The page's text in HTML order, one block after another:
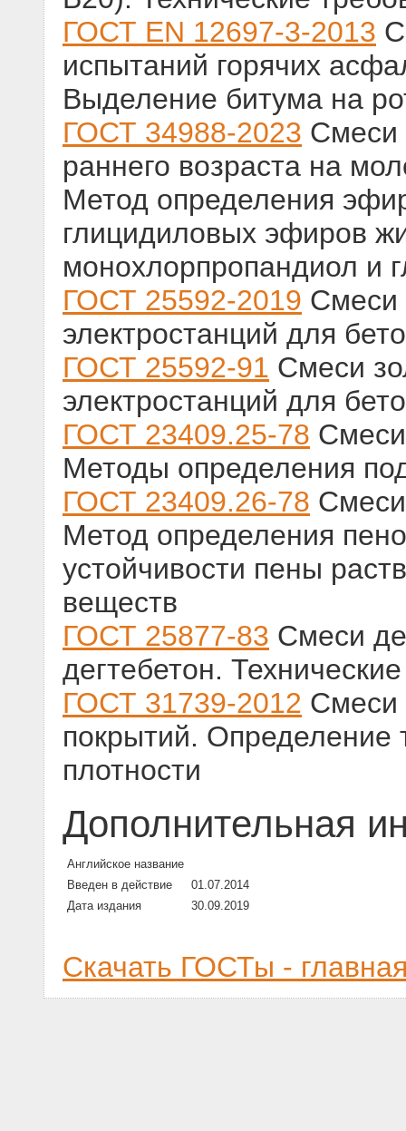
ГОСТ EN 12697-3-2013
испытаний горячих
Выделение битума на
ГОСТ 34988-2023 Смеси
раннего возраста на
Метод определения
глицидиловых эфиров
монохлорпропандиол и
ГОСТ 25592-2019 Смеси
электростанций для
ГОСТ 25592-91 Смеси
электростанций для
ГОСТ 23409.25-78
Методы определения
ГОСТ 23409.26-78
Метод определения
устойчивости пены
веществ
ГОСТ 25877-83 Смеси
дегтебетон.
ГОСТ 31739-2012 Смеси
покрытий. Определение
плотности
Дополнительная
Английское название
Введен в действие
01.07.2014
Дата издания
30.09.2019
Скачать ГОСТы -